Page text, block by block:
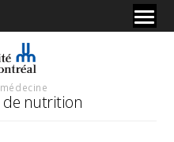
nutrition